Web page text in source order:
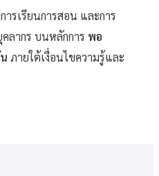
ารเรียนการสอน และการ
ลากร บนหลักการ พอ
ภายใต้เงื่อนไขความรู้และ